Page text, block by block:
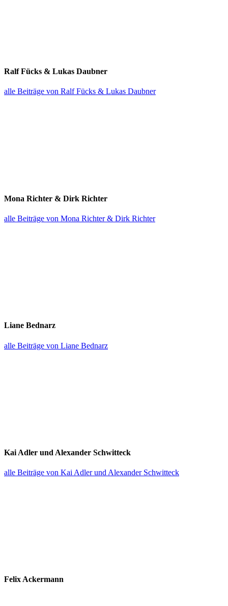
Ralf Fücks & Lukas Daubner
alle Beiträge von Ralf Fücks & Lukas Daubner
Mona Richter & Dirk Richter
alle Beiträge von Mona Richter & Dirk Richter
Liane Bednarz
alle Beiträge von Liane Bednarz
Kai Adler und Alexander Schwitteck
alle Beiträge von Kai Adler und Alexander Schwitteck
Felix Ackermann